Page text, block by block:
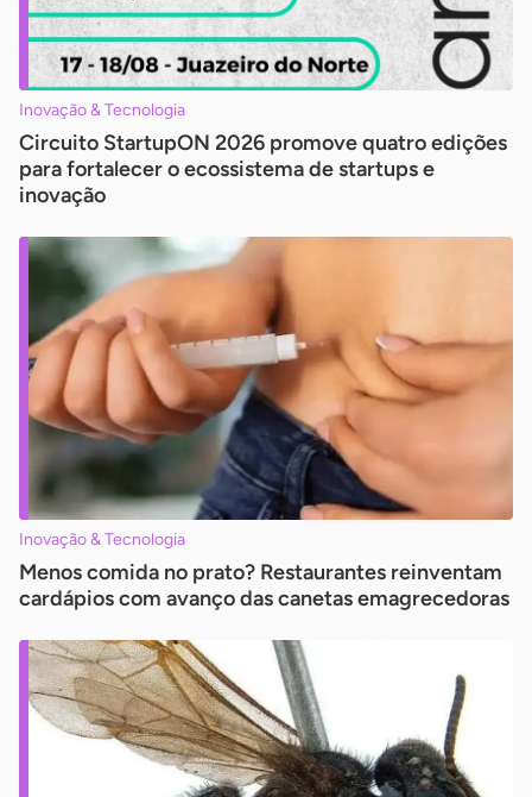
Inovação & Tecnologia
Circuito StartupON 2026 promove quatro edições
para fortalecer o ecossistema de startups e
inovação
Inovação & Tecnologia
Menos comida no prato? Restaurantes reinventam
cardápios com avanço das canetas emagrecedoras